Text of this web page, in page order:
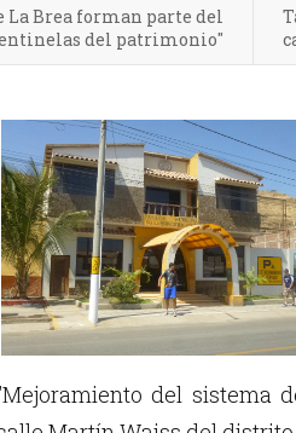
La Brea forman parte del
del patrimonio"
TIMES
del sistema